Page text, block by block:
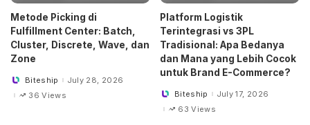
Metode Picking di
Fulfillment Center: Batch,
Cluster, Discrete, Wave, dan
Zone
PostedBiteship
July 28, 2026
36 Views
Platform Logistik
Terintegrasi vs 3PL
Tradisional: Apa Bedanya
dan Mana yang Lebih Cocok
untuk Brand E-Commerce?
PostedBiteship
July 17, 2026
63 Views